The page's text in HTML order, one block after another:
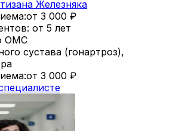
Железняка
от 3 000 ₽
от 5 лет
ОМС
сустава (гонартроз),
от 3 000 ₽